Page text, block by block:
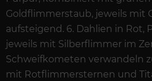
Goldflimmerstaub, jeweils mit
aufsteigend. 6. Dahlien in Rot,
jeweils mit Silberflimmer im
Schweifkometen verwandeln
mit Rotflimmersternen und